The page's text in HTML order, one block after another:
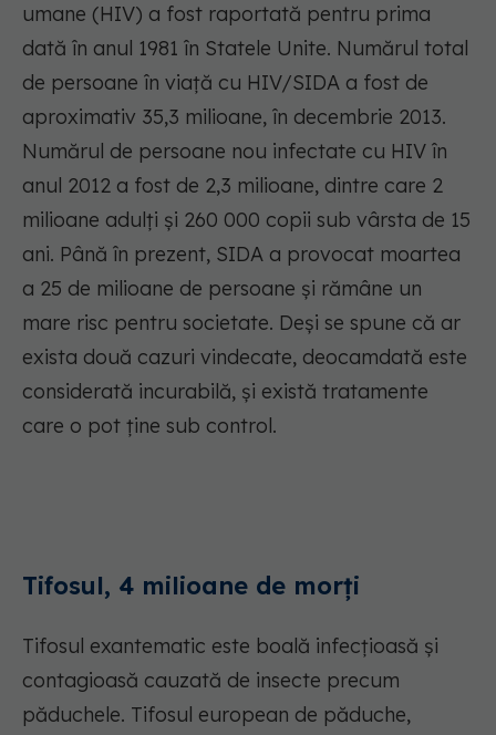
umane (HIV) a fost raportată pentru prima
dată în anul 1981 în Statele Unite. Numărul total
de persoane în viață cu HIV/SIDA a fost de
aproximativ 35,3 milioane, în decembrie 2013.
Numărul de persoane nou infectate cu HIV în
anul 2012 a fost de 2,3 milioane, dintre care 2
milioane adulți și 260 000 copii sub vârsta de 15
ani. Până în prezent, SIDA a provocat moartea
a 25 de milioane de persoane și rămâne un
mare risc pentru societate. Deși se spune că ar
exista două cazuri vindecate, deocamdată este
considerată incurabilă, și există tratamente
care o pot ține sub control.
Tifosul, 4 milioane de morți
Tifosul exantematic este boală infecțioasă și
contagioasă cauzată de insecte precum
păduchele. Tifosul european de păduche,